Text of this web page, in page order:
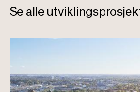
Se alle